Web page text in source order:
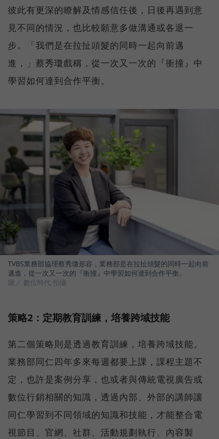
彼此有更深的瞭解及情感信任後，日後再遇到意
見不同的情況，也比較願意多做溝通或各退一
步。「我們是在拉扯頭髮的同時一起向前邁
進，」蔡秀瓊戲稱，從一次又一次的『衝撞』中
學習如何達到合作平衡。
TVBS業務部協理蔡秀瓊形容，業務部是在拉扯頭髮的同時一起向前
邁進，從一次又一次的『衝撞』中學習如何達到合作平衡。
圖／ 數位時代 拍攝
策略2：定期教育訓練，培養跨域技能
第二個策略則是透過教育訓練，培養跨域技能。
業務部同仁四年多來每週都要上課，課程主題不
定，也許是案例分享，也或者與傳統電視廣告或
數位行銷相關的知識，透過內部、外部的講師讓
同仁學習到不同領域的知識和技能，才能整合電
視節目、官網、社群、活動規劃執行、內容製